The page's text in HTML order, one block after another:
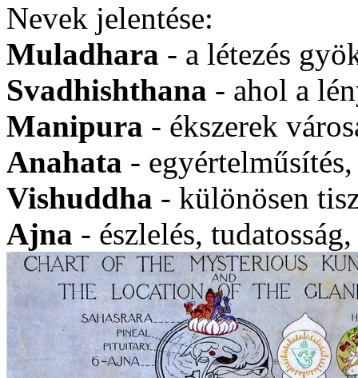
Nevek jelentése:
Muladhara - a létezés
Svadhishthana - ahol a
Manipura - ékszerek
Anahata -
Vishuddha - különösen
Ajna - észlelés,